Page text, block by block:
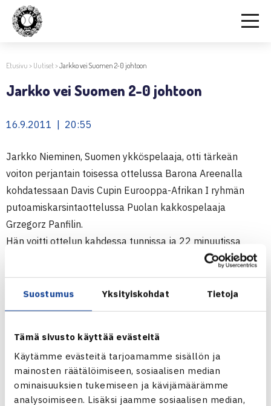
Suostumus Yksityiskohdat Tietoja
Tämä sivusto käyttää evästeitä
Käytämme evästeitä tarjoamamme sisällön ja
mainosten räätälöimiseen, sosiaalisen median
ominaisuuksien tukemiseen ja kävijämäärämme
analysoimiseen. Lisäksi jaamme sosiaalisen median,
Etusivu > Uutiset>Jarkko vei Suomen 2-0 johtoon
Jarkko vei Suomen 2-0 johtoon
16.9.2011 | 20:55
Jarkko Nieminen, Suomen ykköspelaaja, otti tärkeän
voiton perjantain toisessa ottelussa Barona Areenalla
kohdatessaan Davis Cupin Eurooppa-Afrikan I ryhmän
putoamiskarsintaottelussa Puolan kakkospelaaja
Grzegorz Panfilin.
Hän voitti ottelun kahdessa tunnissa ja 22 minuutissa
Lauantaina klo 14 alkaen pelataan Suomi-Puola -ottelun
nelinpeli, jossa Jarkko Nieminen ja Harri Heliövaara
kohtaavat US Openin miesten nelinpelin finaalissa viime
Matkowskin.
Jarkko Nieminen (vas.) ja Grzegorz Panfil